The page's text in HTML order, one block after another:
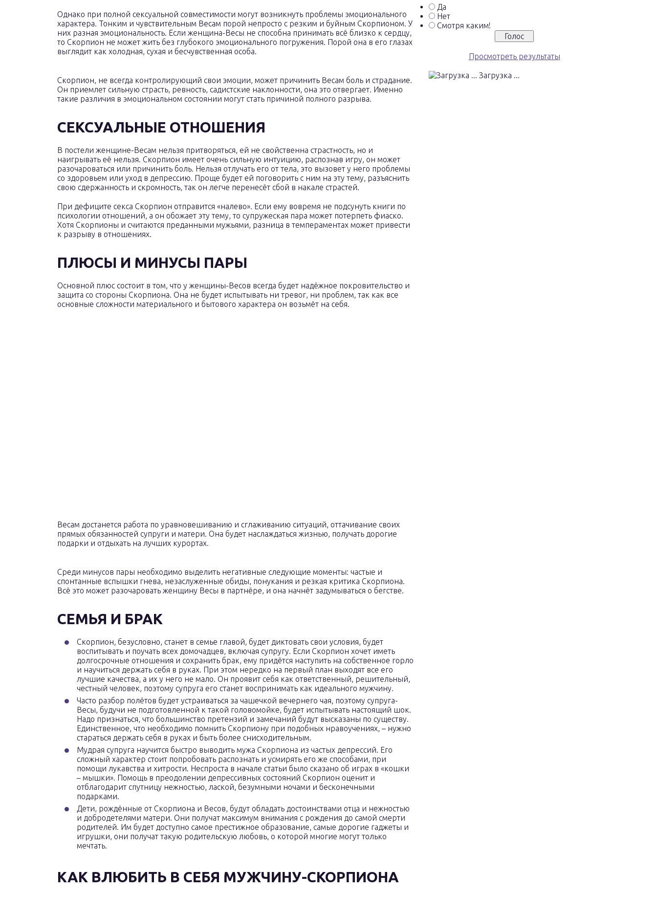
Однако при полной сексуальной совместимости могут возникнуть проблемы эмоционального
характера. Тонким и чувствительным Весам порой непросто с резким и буйным Скорпионом. У
них разная эмоциональность. Если женщина-Весы не способна принимать всё близко к сердцу,
то Скорпион не может жить без глубокого эмоционального погружения. Порой она в его глазах
выглядит как холодная, сухая и бесчувственная особа.
Скорпион, не всегда контролирующий свои эмоции, может причинить Весам боль и страдание.
Он приемлет сильную страсть, ревность, садистские наклонности, она это отвергает. Именно
такие различия в эмоциональном состоянии могут стать причиной полного разрыва.
СЕКСУАЛЬНЫЕ ОТНОШЕНИЯ
В постели женщине-Весам нельзя притворяться, ей не свойственна страстность, но и
наигрывать её нельзя. Скорпион имеет очень сильную интуицию, распознав игру, он может
разочароваться или причинить боль. Нельзя отлучать его от тела, это вызовет у него проблемы
со здоровьем или уход в депрессию. Проще будет ей поговорить с ним на эту тему, разъяснить
свою сдержанность и скромность, так он легче перенесёт сбой в накале страстей.
При дефиците секса Скорпион отправится «налево». Если ему вовремя не подсунуть книги по
психологии отношений, а он обожает эту тему, то супружеская пара может потерпеть фиаско.
Хотя Скорпионы и считаются преданными мужьями, разница в темпераментах может привести
к разрыву в отношениях.
ПЛЮСЫ И МИНУСЫ ПАРЫ
Основной плюс состоит в том, что у женщины-Весов всегда будет надёжное покровительство и
защита со стороны Скорпиона. Она не будет испытывать ни тревог, ни проблем, так как все
основные сложности материального и бытового характера он возьмёт на себя.
Весам достанется работа по уравновешиванию и сглаживанию ситуаций, оттачивание своих
прямых обязанностей супруги и матери. Она будет наслаждаться жизнью, получать дорогие
подарки и отдыхать на лучших курортах.
Среди минусов пары необходимо выделить негативные следующие моменты: частые и
спонтанные вспышки гнева, незаслуженные обиды, понукания и резкая критика Скорпиона.
Всё это может разочаровать женщину Весы в партнёре, и она начнёт задумываться о бегстве.
СЕМЬЯ И БРАК
Скорпион, безусловно, станет в семье главой, будет диктовать свои условия, будет
воспитывать и поучать всех домочадцев, включая супругу. Если Скорпион хочет иметь
долгосрочные отношения и сохранить брак, ему придётся наступить на собственное горло
и научиться держать себя в руках. При этом нередко на первый план выходят все его
лучшие качества, а их у него не мало. Он проявит себя как ответственный, решительный,
честный человек, поэтому супруга его станет воспринимать как идеального мужчину.
Часто разбор полётов будет устраиваться за чашечкой вечернего чая, поэтому супруга-
Весы, будучи не подготовленной к такой головомойке, будет испытывать настоящий шок.
Надо признаться, что большинство претензий и замечаний будут высказаны по существу.
Единственное, что необходимо помнить Скорпиону при подобных нравоучениях, – нужно
стараться держать себя в руках и быть более снисходительным.
Мудрая супруга научится быстро выводить мужа Скорпиона из частых депрессий. Его
сложный характер стоит попробовать распознать и усмирять его же способами, при
помощи лукавства и хитрости. Неспроста в начале статьи было сказано об играх в «кошки
– мышки». Помощь в преодолении депрессивных состояний Скорпион оценит и
отблагодарит спутницу нежностью, лаской, безумными ночами и бесконечными
подарками.
Дети, рождённые от Скорпиона и Весов, будут обладать достоинствами отца и нежностью
и добродетелями матери. Они получат максимум внимания с рождения до самой смерти
родителей. Им будет доступно самое престижное образование, самые дорогие гаджеты и
игрушки, они получат такую родительскую любовь, о которой многие могут только
мечтать.
КАК ВЛЮБИТЬ В СЕБЯ МУЖЧИНУ-СКОРПИОНА
Да
Нет
Смотря каким!
Просмотреть результаты
Загрузка ...